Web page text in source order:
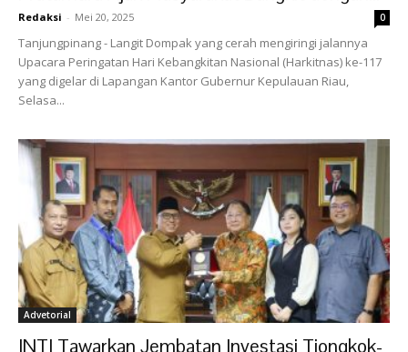
Redaksi - Mei 20, 2025 0
Tanjungpinang - Langit Dompak yang cerah mengiringi jalannya
Upacara Peringatan Hari Kebangkitan Nasional (Harkitnas) ke-117
yang digelar di Lapangan Kantor Gubernur Kepulauan Riau,
Selasa...
Advetorial
INTI Tawarkan Jembatan Investasi Tiongkok-